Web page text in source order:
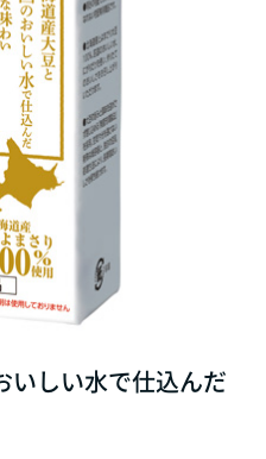
いしい水で仕込んだ